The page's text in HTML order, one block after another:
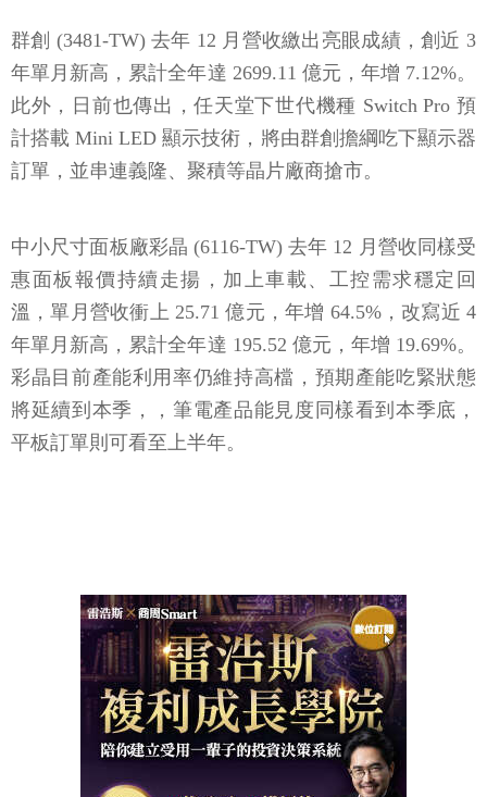
群創 (3481-TW) 去年 12 月營收繳出亮眼成績，創近 3
年單月新高，累計全年達 2699.11 億元，年增 7.12%。
此外，日前也傳出，任天堂下世代機種 Switch Pro 預
計搭載 Mini LED 顯示技術，將由群創擔綱吃下顯示器
訂單，並串連義隆、聚積等晶片廠商搶市。
中小尺寸面板廠彩晶 (6116-TW) 去年 12 月營收同樣受
惠面板報價持續走揚，加上車載、工控需求穩定回
溫，單月營收衝上 25.71 億元，年增 64.5%，改寫近 4
年單月新高，累計全年達 195.52 億元，年增 19.69%。
彩晶目前產能利用率仍維持高檔，預期產能吃緊狀態
將延續到本季，，筆電產品能見度同樣看到本季底，
平板訂單則可看至上半年。